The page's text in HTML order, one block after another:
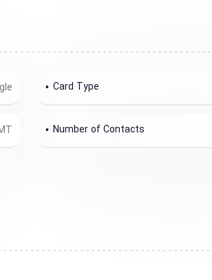
Card Type
Number of Contacts